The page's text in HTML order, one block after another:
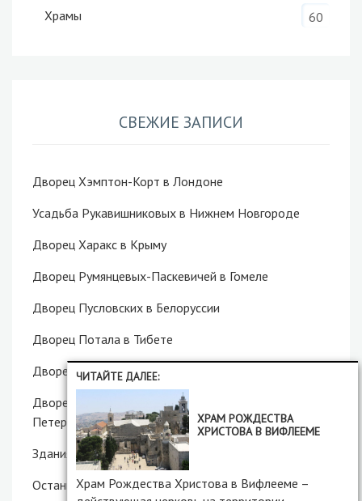
Храмы
60
СВЕЖИЕ ЗАПИСИ
Дворец Хэмптон-Корт в Лондоне
Усадьба Рукавишниковых в Нижнем Новгороде
Дворец Харакс в Крыму
Дворец Румянцевых-Паскевичей в Гомеле
Дворец Пусловских в Белоруссии
Дворец Потала в Тибете
Дворец Дюльбер в Крыму
Дворец князей Белосельских-Белозерских в Санкт-
Петербурге
Здания Сената и Синода в Санкт-Петербурге
Останкино – усадьба и башня в Москве
ЧИТАЙТЕ ДАЛЕЕ:
ХРАМ РОЖДЕСТВА
ХРИСТОВА В ВИФЛЕЕМЕ
Храм Рождества Христова в Вифлееме –